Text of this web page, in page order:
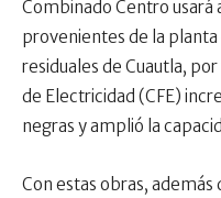
Combinado Centro usará
provenientes de la
residuales de Cuautla,
de Electricidad (CFE)
negras y amplió la
Con estas obras,